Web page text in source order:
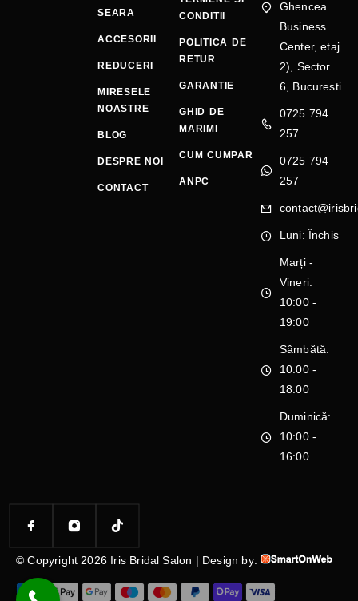
SEARA
ACCESORII
REDUCERI
MIRESELE
NOASTRE
BLOG
DESPRE NOI
CONTACT
CONDITII
POLITICA DE
RETUR
GARANTIE
GHID DE
MARIMI
CUM CUMPAR
ANPC
Ghencea
Business
Center, etaj
2), Sector
6, Bucuresti
0725 794
257
0725 794
257
Luni: Închis
Marți -
Vineri:
10:00 -
19:00
Sâmbătă:
10:00 -
18:00
Duminică:
10:00 -
16:00
© Copyright 2026 Iris Bridal Salon | Design by: